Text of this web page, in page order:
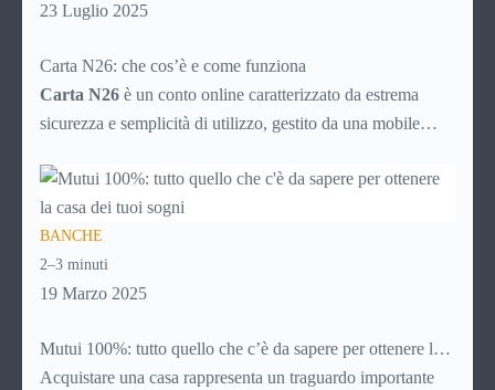
23 Luglio 2025
Carta N26: che cos’è e come funziona
Carta N26 è un conto online caratterizzato da estrema
sicurezza e semplicità di utilizzo, gestito da una mobile
sistema finanziario tedesco e, nonostante non abbia sedi
fisiche, consente il prelievo di denaro allo sportello in tutto
il mondo.
BANCHE
2–3 minuti
19 Marzo 2025
Mutui 100%: tutto quello che c’è da sapere per ottenere la
casa dei tuoi sogni
Acquistare una casa rappresenta un traguardo importante